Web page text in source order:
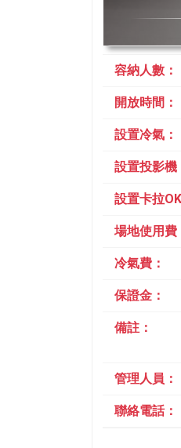
容納人數：
開放時間：
設置冷氣：
設置投影機
設置卡拉OK
場地使用費
冷氣費：
保證金：
備註：
管理人員：
聯絡電話：